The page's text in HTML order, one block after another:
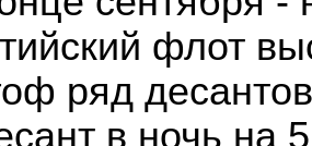
флот
ряд
в ночь на